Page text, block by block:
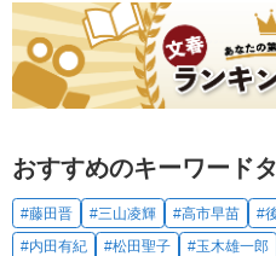
おすすめのキーワード
#藤田晋 #三山凌輝 #高市早苗 #
#内田有紀
#松田聖子 #玉木雄一郎